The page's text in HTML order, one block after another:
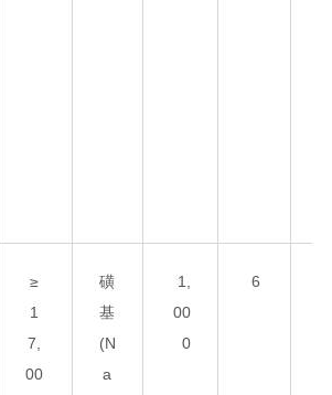
≥
1
7,
00
磺
基
(N
a
1,
00
0
6